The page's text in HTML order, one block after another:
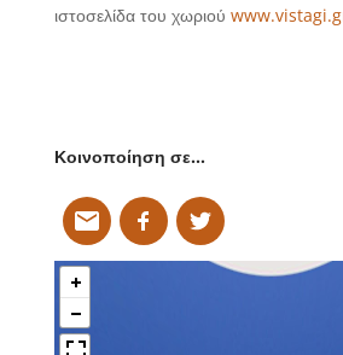
ιστοσελίδα του χωριού
Κοινοποίηση σε…